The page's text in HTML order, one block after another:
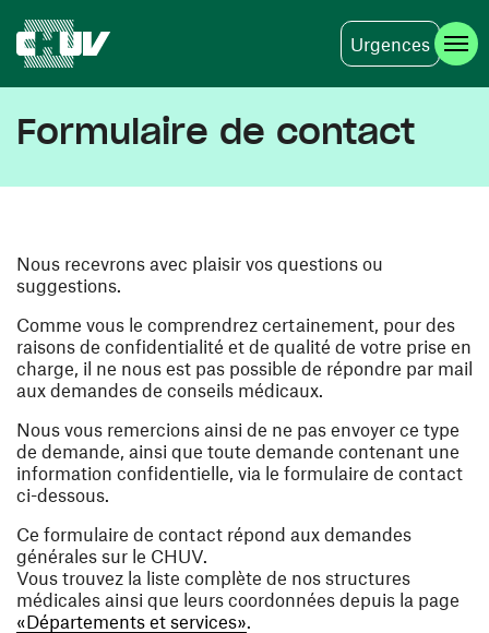
Urgences
Formulaire de contact
Nous recevrons avec plaisir vos questions ou
suggestions.
Comme vous le comprendrez certainement, pour des
raisons de confidentialité et de qualité de votre prise en
charge, il ne nous est pas possible de répondre par mail
aux demandes de conseils médicaux.
Nous vous remercions ainsi de ne pas envoyer ce type
de demande, ainsi que toute demande contenant une
information confidentielle, via le formulaire de contact
ci-dessous.
Ce formulaire de contact répond aux demandes
générales sur le CHUV.
Vous trouvez la liste complète de nos structures
médicales ainsi que leurs coordonnées depuis la page
«Départements et services».